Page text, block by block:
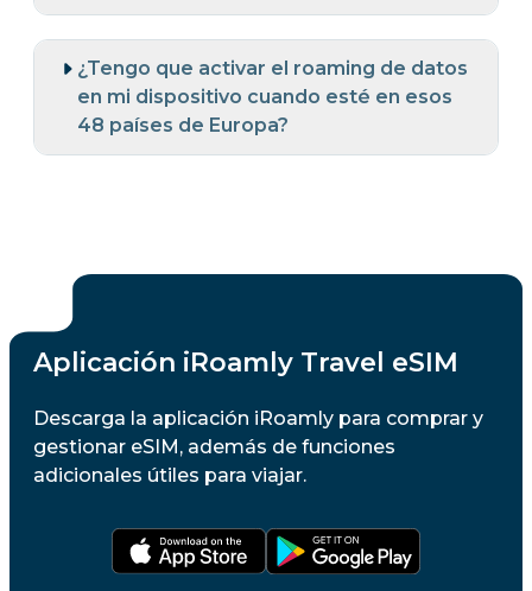
¿Tengo que activar el roaming de datos
en mi dispositivo cuando esté en esos
48 países de Europa?
Aplicación iRoamly Travel eSIM
Descarga la aplicación iRoamly para comprar y
gestionar eSIM, además de funciones
adicionales útiles para viajar.